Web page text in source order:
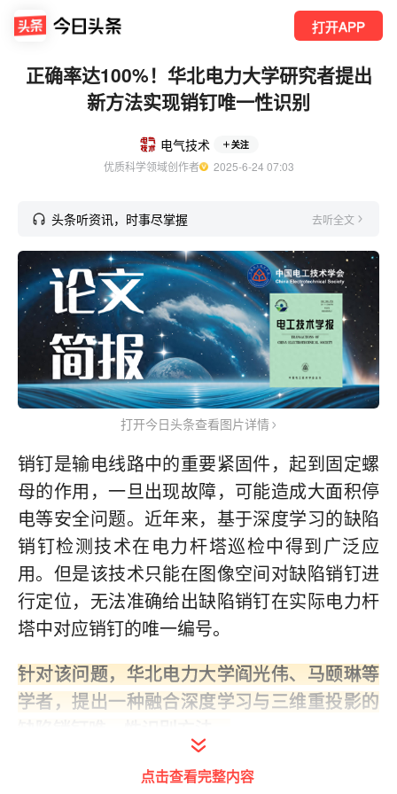
打开APP
正确率达100%！华北电力大学研究者提出
新方法实现销钉唯一性识别
电气技术 关注
优质科学领域创作者
  2025-6-24 07:03
头条听资讯，时事尽掌握 去听全文
打开今日头条查看图片详情
销钉是输电线路中的重要紧固件，起到固定螺
母的作用，一旦出现故障，可能造成大面积停
电等安全问题。近年来，基于深度学习的缺陷
销钉检测技术在电力杆塔巡检中得到广泛应
用。但是该技术只能在图像空间对缺陷销钉进
行定位，无法准确给出缺陷销钉在实际电力杆
塔中对应销钉的唯一编号。
针对该问题，华北电力大学阎光伟、马颐琳等
学者，提出一种融合深度学习与三维重投影的
点击查看完整内容